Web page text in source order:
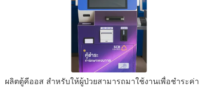
ผลิตตู้คีออส สำหรับให้ผู้ป่วยสามารถมาใช้งานเพื่อชำระค่า